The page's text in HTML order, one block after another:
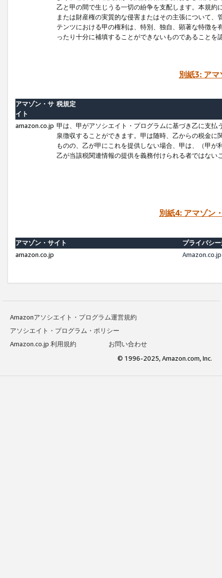
乙と甲の間で生じうる一切の紛争を支配します。本規
または財産権の実質的な侵害またはその主張について
テンツにおける甲の権利は、特別、独自、顕著な特徴
ったり十分に補填することができないものであることを
別紙3: ア
アマゾン・サ
イト
税規定
amazon.co.jp 甲は、甲がアソシエイト・プログラムに基づき乙に支
泉徴収することができます。甲は随時、乙からの税金
ものの、乙が甲にこれを提供しない場合、甲は、（甲
乙が当該税関連情報の提供を義務付けられる者ではな
別紙4: アマゾン
アマゾン・サイト
プライバシ
amazon.co.jp
Amazonアソシエイト・プログラム運営規約
アソシエイト・プログラム・ポリシー
Amazon.co.jp 利用規約
お問い合わせ
© 1996-2025, Amazon.com, Inc.